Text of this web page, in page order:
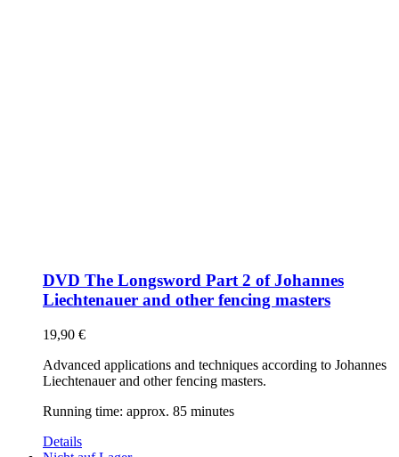
DVD The Longsword Part 2 of Johannes
Liechtenauer and other fencing masters
19,90 €
Advanced applications and techniques according to Johannes
Liechtenauer and other fencing masters.
Running time: approx. 85 minutes
Details